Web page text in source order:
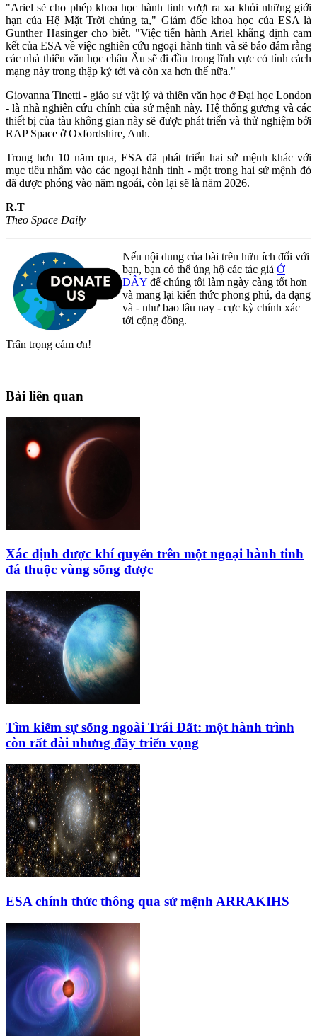
"Ariel sẽ cho phép khoa học hành tinh vượt ra xa khỏi những giới
hạn của Hệ Mặt Trời chúng ta," Giám đốc khoa học của ESA là
Gunther Hasinger cho biết. "Việc tiến hành Ariel khẳng định cam
kết của ESA về việc nghiên cứu ngoại hành tinh và sẽ bảo đảm rằng
các nhà thiên văn học châu Âu sẽ đi đầu trong lĩnh vực có tính cách
mạng này trong thập kỷ tới và còn xa hơn thế nữa."
Giovanna Tinetti - giáo sư vật lý và thiên văn học ở Đại học London
- là nhà nghiên cứu chính của sứ mệnh này. Hệ thống gương và các
thiết bị của tàu không gian này sẽ được phát triển và thử nghiệm bởi
RAP Space ở Oxfordshire, Anh.
Trong hơn 10 năm qua, ESA đã phát triển hai sứ mệnh khác với
mục tiêu nhắm vào các ngoại hành tinh - một trong hai sứ mệnh đó
đã được phóng vào năm ngoái, còn lại sẽ là năm 2026.
R.T
Theo Space Daily
Nếu nội dung của bài trên hữu ích đối với
bạn, bạn có thể ủng hộ các tác giả Ở
ĐÂY để chúng tôi làm ngày càng tốt hơn
và mang lại kiến thức phong phú, đa dạng
và - như bao lâu nay - cực kỳ chính xác
tới cộng đồng.
Trân trọng cám ơn!
Bài liên quan
Xác định được khí quyển trên một ngoại hành tinh
đá thuộc vùng sống được
Tìm kiếm sự sống ngoài Trái Đất: một hành trình
còn rất dài nhưng đầy triển vọng
ESA chính thức thông qua sứ mệnh ARRAKIHS